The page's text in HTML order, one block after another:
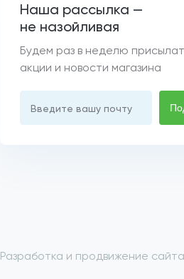
Наша рассылка —
не назойливая
Будем раз в неделю
акции и новости магазина
Введите вашу почту
Разработка и продвижение